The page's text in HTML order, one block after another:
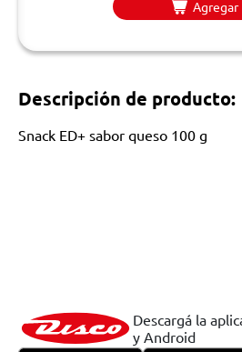
Agregar
Descripción de producto:
Snack ED+ sabor queso 100 g
Descargá la
y Android